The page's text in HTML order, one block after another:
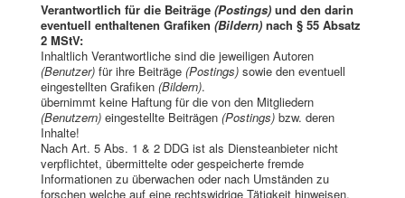
Verantwortlich für die Beiträge (Postings) und den darin
eventuell enthaltenen Grafiken (Bildern) nach § 55 Absatz
2 MStV:
Inhaltlich Verantwortliche sind die jeweiligen Autoren
(Benutzer) für ihre Beiträge (Postings) sowie den eventuell
eingestellten Grafiken (Bildern).
übernimmt keine Haftung für die von den Mitgliedern
(Benutzern) eingestellte Beiträgen (Postings) bzw. deren
Inhalte!
Nach Art. 5 Abs. 1 & 2 DDG ist als Diensteanbieter nicht
verpflichtet, übermittelte oder gespeicherte fremde
Informationen zu überwachen oder nach Umständen zu
forschen welche auf eine rechtswidrige Tätigkeit hinweisen.